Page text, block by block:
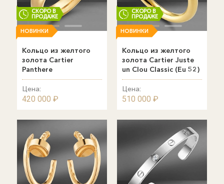
СКОРО В
ПРОДАЖЕ
НОВИНКИ
Кольцо из желтого
золота Cаrtier
Panthere
Цена:
420 000 ₽
СКОРО В
ПРОДАЖЕ
НОВИНКИ
Кольцо из желтого
золота Cаrtier Juste
un Clou Classic (Eu 52)
Цена:
510 000 ₽